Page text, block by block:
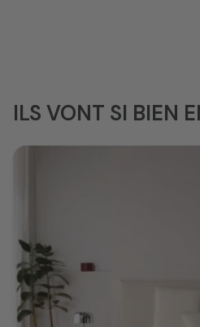
ILS VONT SI BIEN